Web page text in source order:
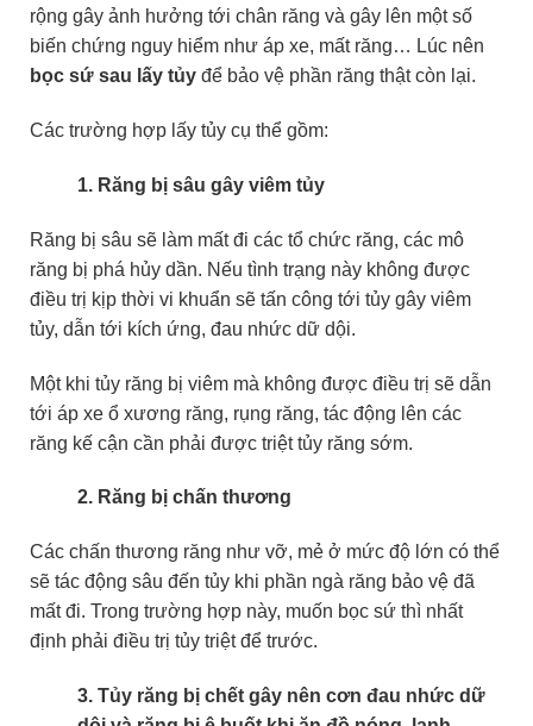
rộng gây ảnh hưởng tới chân răng và gây lên một số
biến chứng nguy hiểm như áp xe, mất răng… Lúc nên
bọc sứ sau lấy tủy để bảo vệ phần răng thật còn lại.
Các trường hợp lấy tủy cụ thể gồm:
1. Răng bị sâu gây viêm tủy
Răng bị sâu sẽ làm mất đi các tổ chức răng, các mô
răng bị phá hủy dần. Nếu tình trạng này không được
điều trị kịp thời vi khuẩn sẽ tấn công tới tủy gây viêm
tủy, dẫn tới kích ứng, đau nhức dữ dội.
Một khi tủy răng bị viêm mà không được điều trị sẽ dẫn
tới áp xe ổ xương răng, rụng răng, tác động lên các
răng kế cận cần phải được triệt tủy răng sớm.
2. Răng bị chấn thương
Các chấn thương răng như vỡ, mẻ ở mức độ lớn có thể
sẽ tác động sâu đến tủy khi phần ngà răng bảo vệ đã
mất đi. Trong trường hợp này, muốn bọc sứ thì nhất
định phải điều trị tủy triệt để trước.
3. Tủy răng bị chết gây nên cơn đau nhức dữ